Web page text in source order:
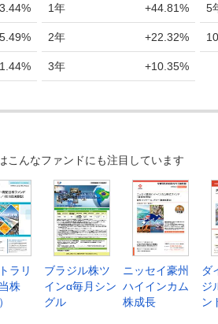
1年 +44.81%
2年 +22.32%
3年 +10.35%
5
こんなファンドにも注目しています
ラリ
株
ブラジル株ツ
インα毎月シン
グル
ニッセイ豪州
ハイインカム
株成長
ダ
ジ
ン